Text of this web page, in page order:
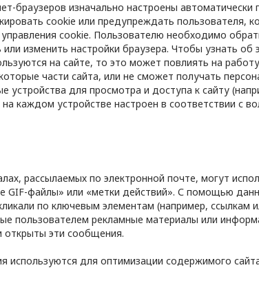
браузеров изначально настроены
cookie или предупреждать пользователя,
cookie. Пользователю необходимо
или изменить настройки браузера. Чтобы узнать
на сайте, то это может повлиять на
части сайта, или не сможет получать
устройства для просмотра и доступа к сайту
каждом устройстве настроен в соответствии с
рассылаемых по электронной почте, могут
GIF-файлы» или «метки действий». С помощью
по ключевым элементам (например,
пользователем рекламные материалы или
открыты эти сообщения.
используются для оптимизации содержимого